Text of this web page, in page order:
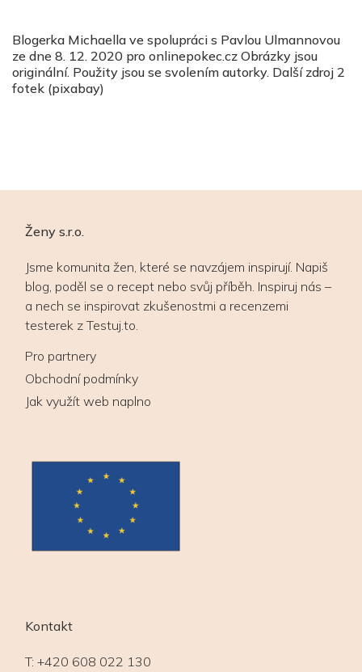
Blogerka Michaella ve spolupráci s Pavlou Ulmannovou
ze dne 8. 12. 2020 pro onlinepokec.cz Obrázky jsou
originální. Použity jsou se svolením autorky. Další zdroj 2
fotek (pixabay)
Ženy s.r.o.
Jsme komunita žen, které se navzájem inspirují. Napiš
blog, poděl se o recept nebo svůj příběh. Inspiruj nás –
a nech se inspirovat zkušenostmi a recenzemi
testerek z Testuj.to.
Pro partnery
Obchodní podmínky
Jak využít web naplno
Kontakt
T: +420 608 022 130